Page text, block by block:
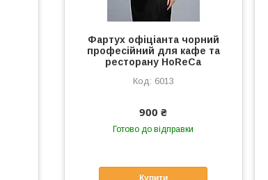
Фартух офіціанта чорний
професійний для кафе та
ресторану HoReCa
6013
900 ₴
Готово до відправки
Купити